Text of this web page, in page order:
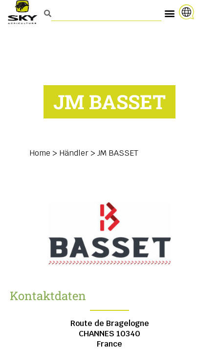
JM BASSET
Home > Händler > JM BASSET
Kontaktdaten
Route de Bragelogne
CHANNES 10340
France